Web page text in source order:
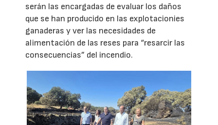
serán las encargadas de evaluar los daños
que se han producido en las explotacionies
ganaderas y ver las necesidades de
alimentación de las reses para “resarcir las
consecuencias” del incendio.